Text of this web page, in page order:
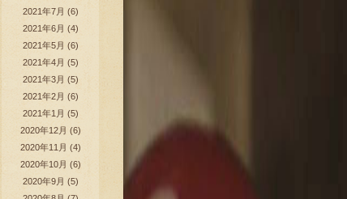
2021年7月 (6)
2021年6月 (4)
2021年5月 (6)
2021年4月 (5)
2021年3月 (5)
2021年2月 (6)
2021年1月 (5)
2020年12月 (6)
2020年11月 (4)
2020年10月 (6)
2020年9月 (5)